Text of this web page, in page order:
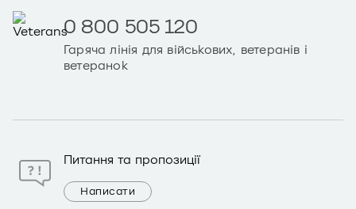
0 800 505 120
Гаряча лінія для військових, ветеранів і
ветеранок
Питання та пропозиції
Написати